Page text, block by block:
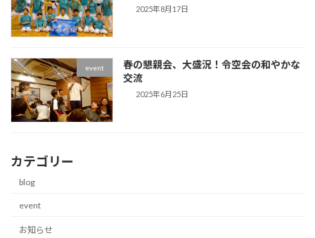
2025年8月17日
event
春の懇親会、大盛況！令空会の和やかな
交流
2025年6月25日
カテゴリー
blog
event
お知らせ